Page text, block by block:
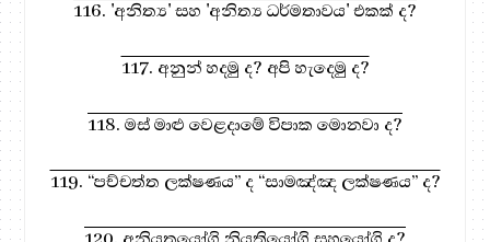
116. 'අනිත්‍ය' සහ 'අනිත්‍ය ධර්මතාවය' එකක් ද?
117. අනුන් හදමු ද? අපි හැදෙමු ද?
118. මස් මාළු වෙළදාමේ විපාක මොනවා ද?
119. “පච්චත්ත ලක්ෂණය” ද “සාමඤ්ඤ ලක්ෂණය” ද?